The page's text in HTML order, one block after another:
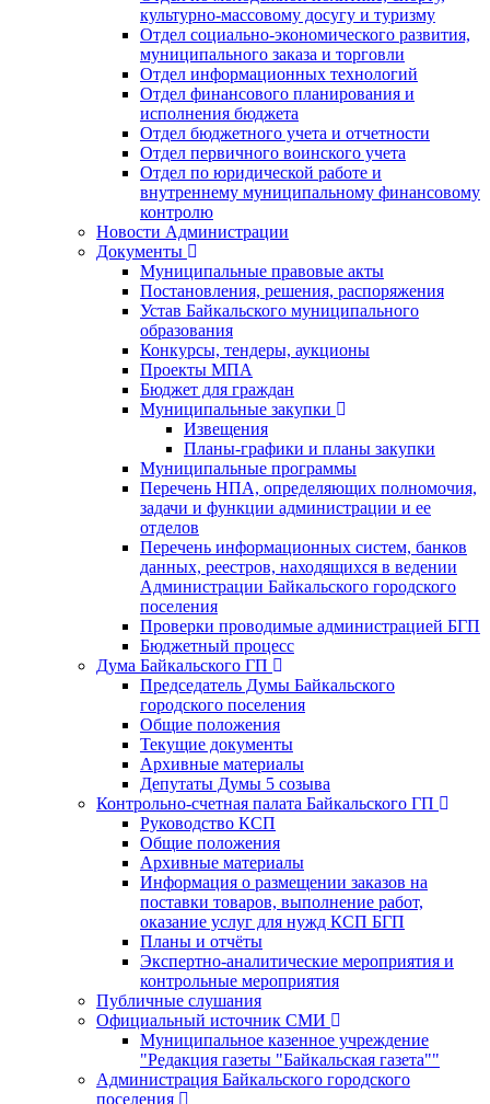
культурно-массовому досугу и туризму
Отдел социально-экономического развития,
муниципального заказа и торговли
Отдел информационных технологий
Отдел финансового планирования и
исполнения бюджета
Отдел бюджетного учета и отчетности
Отдел первичного воинского учета
Отдел по юридической работе и
внутреннему муниципальному финансовому
контролю
Новости Администрации
Документы
Муниципальные правовые акты
Постановления, решения, распоряжения
Устав Байкальского муниципального
образования
Конкурсы, тендеры, аукционы
Проекты МПА
Бюджет для граждан
Муниципальные закупки
Извещения
Планы-графики и планы закупки
Муниципальные программы
Перечень НПА, определяющих полномочия,
задачи и функции администрации и ее
отделов
Перечень информационных систем, банков
данных, реестров, находящихся в ведении
Администрации Байкальского городского
поселения
Проверки проводимые администрацией БГП
Бюджетный процесс
Дума Байкальского ГП
Председатель Думы Байкальского
городского поселения
Общие положения
Текущие документы
Архивные материалы
Депутаты Думы 5 созыва
Контрольно-счетная палата Байкальского ГП
Руководство КСП
Общие положения
Архивные материалы
Информация о размещении заказов на
поставки товаров, выполнение работ,
оказание услуг для нужд КСП БГП
Планы и отчёты
Экспертно-аналитические мероприятия и
контрольные мероприятия
Публичные слушания
Официальный источник СМИ
Муниципальное казенное учреждение
"Редакция газеты "Байкальская газета""
Администрация Байкальского городского
поселения